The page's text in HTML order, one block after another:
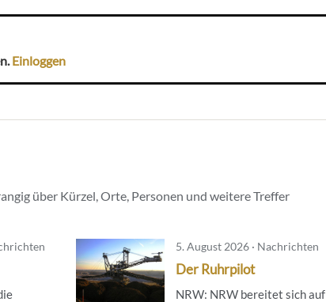
Einloggen
über Kürzel, Orte, Personen und weitere Treffer
5. August 2026 · Nachrichten
Der Ruhrpilot
NRW: NRW bereitet sich auf